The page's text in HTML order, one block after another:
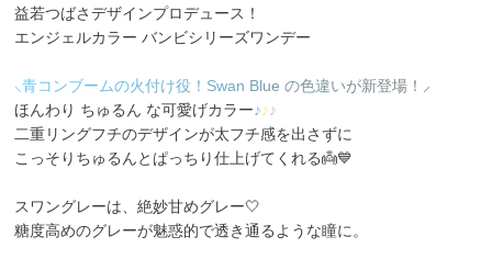
益若つばさデザインプロデュース！
エンジェルカラー バンビシリーズワンデー
⸜青コ ンブー ムの火付け役 ！ Swan Blue の色違いが新登場 ！ ⸝
ほんわり ちゅるん な可愛げカラー♪♪♪
二重リングフチのデザインが太フチ感を出さずに
こっそりちゅるんとぱっちり仕上げてくれる👼💙
スワングレーは、絶妙甘めグレー🤍
糖度高めのグレーが魅惑的で透き通るような瞳に。